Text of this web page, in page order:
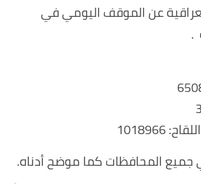
عن الموقف اليومي في
.
المحافظات كما موضح أدناه.